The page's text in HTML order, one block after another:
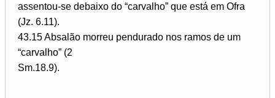
assentou-se debaixo do “carvalho” que está em Ofra
(Jz. 6.11).
43.15 Absalão morreu pendurado nos ramos de um
“carvalho” (2
Sm.18.9).